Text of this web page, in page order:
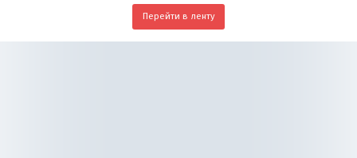
Перейти в ленту